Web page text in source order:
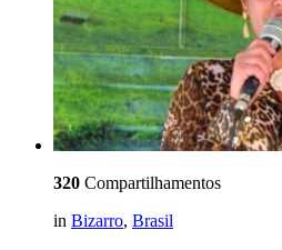
320 Compartilhamentos
in Bizarro, Brasil